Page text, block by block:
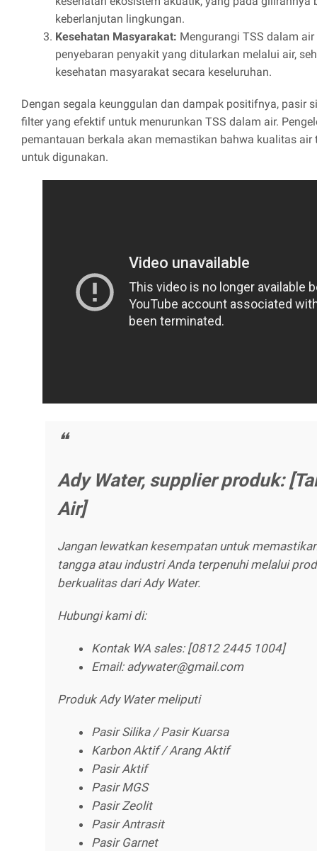
keberlanjutan lingkungan.
Kesehatan Masyarakat: Mengurangi TSS dalam
penyebaran penyakit yang ditularkan melalui air,
kesehatan masyarakat secara keseluruhan.
Dengan segala keunggulan dan dampak positifnya, pasir
filter yang efektif untuk menurunkan TSS dalam air.
pemantauan berkala akan memastikan bahwa kualitas air
untuk digunakan.
Ady Water, supplier produk:
Air]
Jangan lewatkan kesempatan untuk
tangga atau industri Anda terpenuhi melalui
berkualitas dari Ady Water.
Hubungi kami di:
Kontak WA sales: [0812 2445 1004]
Email: adywater@gmail.com
Produk Ady Water meliputi
Pasir Silika / Pasir Kuarsa
Karbon Aktif / Arang Aktif
Pasir Aktif
Pasir MGS
Pasir Zeolit
Pasir Antrasit
Pasir Garnet